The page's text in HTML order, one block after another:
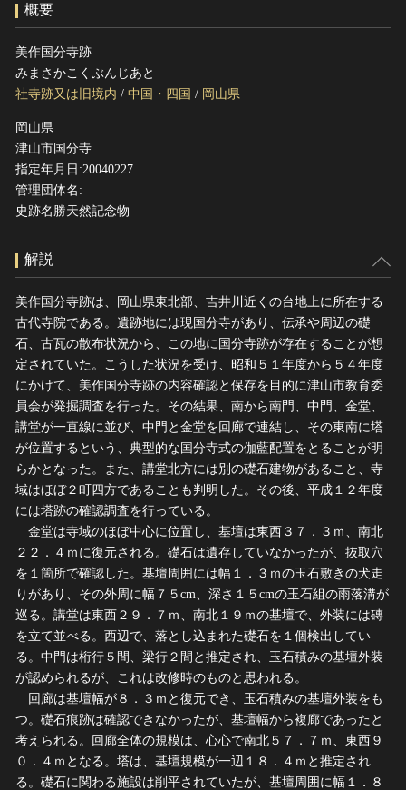
文化遺産データベース
国指定文化財等データベース
概要
美作国分寺跡
みまさかこくぶんじあと
社寺跡又は旧境内 / 中国・四国 / 岡山県
岡山県
津山市国分寺
指定年月日:20040227
管理団体名:
史跡名勝天然記念物
解説
美作国分寺跡は、岡山県東北部、吉井川近くの台地上に所在する
古代寺院である。遺跡地には現国分寺があり、伝承や周辺の礎
石、古瓦の散布状況から、この地に国分寺跡が存在することが想
定されていた。こうした状況を受け、昭和５１年度から５４年度
にかけて、美作国分寺跡の内容確認と保存を目的に津山市教育委
員会が発掘調査を行った。その結果、南から南門、中門、金堂、
講堂が一直線に並び、中門と金堂を回廊で連結し、その東南に塔
が位置するという、典型的な国分寺式の伽藍配置をとることが明
らかとなった。また、講堂北方には別の礎石建物があること、寺
域はほぼ２町四方であることも判明した。その後、平成１２年度
には塔跡の確認調査を行っている。
金堂は寺域のほぼ中心に位置し、基壇は東西３７．３ｍ、南北
２２．４ｍに復元される。礎石は遺存していなかったが、抜取穴
を１箇所で確認した。基壇周囲には幅１．３ｍの玉石敷きの犬走
りがあり、その外周に幅７５cm、深さ１５cmの玉石組の雨落溝が
巡る。講堂は東西２９．７ｍ、南北１９ｍの基壇で、外装には磚
を立て並べる。西辺で、落とし込まれた礎石を１個検出してい
る。中門は桁行５間、梁行２間と推定され、玉石積みの基壇外装
が認められるが、これは改修時のものと思われる。
回廊は基壇幅が８．３ｍと復元でき、玉石積みの基壇外装をも
つ。礎石痕跡は確認できなかったが、基壇幅から複廊であったと
考えられる。回廊全体の規模は、心心で南北５７．７ｍ、東西９
０．４ｍとなる。塔は、基壇規模が一辺１８．４ｍと推定され
る。礎石に関わる施設は削平されていたが、基壇周囲に幅１．８